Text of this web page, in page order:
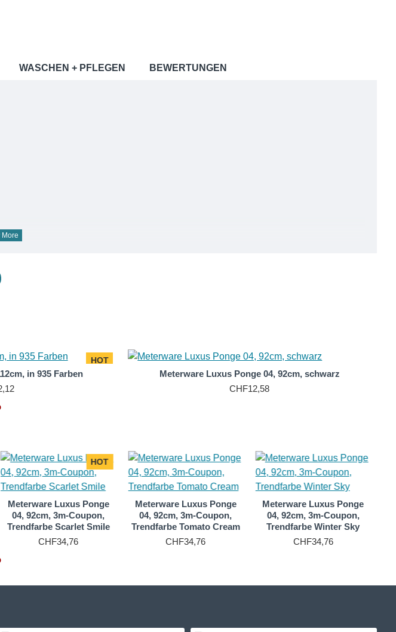
WASCHEN + PFLEGEN BEWERTUNGEN
aller Art. Das Gewebe kann auch zum Nuno-Filzen genutzt werden, allerdings
bei der Ergotherapie besonders gerne angeboten.
Schals in vielen Formaten sowohl in Weiß als auch in einer riesigen Farbskala
HOT
in 935 Farben
Meterware Luxus Ponge 04, 92cm, schwarz
CHF12,58
HOT
Meterware Luxus Ponge
04, 92cm, 3m-Coupon,
Trendfarbe Scarlet Smile
CHF34,76
Meterware Luxus Ponge
04, 92cm, 3m-Coupon,
Trendfarbe Tomato Cream
CHF34,76
Meterware Luxus Ponge
04, 92cm, 3m-Coupon,
Trendfarbe Winter Sky
CHF34,76